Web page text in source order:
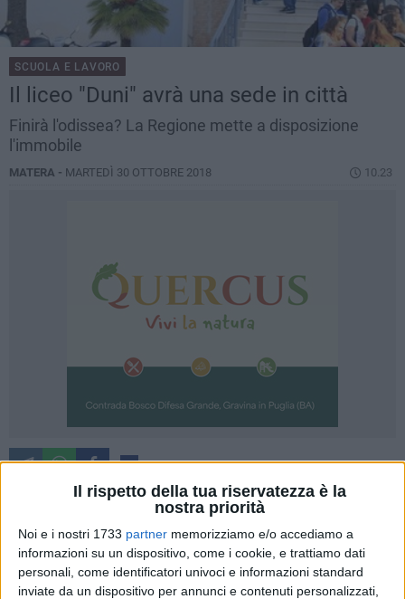
Il rispetto della tua riservatezza è la
nostra priorità
Noi e i nostri 1733 partner memorizziamo e/o accediamo a
informazioni su un dispositivo, come i cookie, e trattiamo dati
personali, come identificatori univoci e informazioni standard
inviate da un dispositivo per annunci e contenuti personalizzati,
SCUOLA E LAVORO
Il liceo "Duni" avrà una sede in città
Finirà l'odissea? La Regione mette a disposizione
l'immobile
MATERA - MARTEDÌ 30 OTTOBRE 2018 10.23
3
Finirà l'odissea degli studenti del Liceo classico "Duni"?
Probabilmente si sta mettendo la parola fine ad una trafila
amministrativa che ha costretto gli studenti a lasciare la
storica scuola per lo sgombero dovuto a criticità strutturale
tre giorni prima dell'avvio dell'anno scolastico e poi a